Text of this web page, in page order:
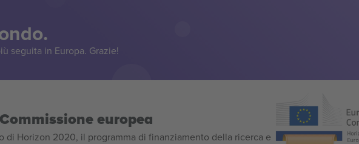
seguita in Europa. Grazie!
europea
di Horizon 2020, il programma di finanziamento della ricerca e